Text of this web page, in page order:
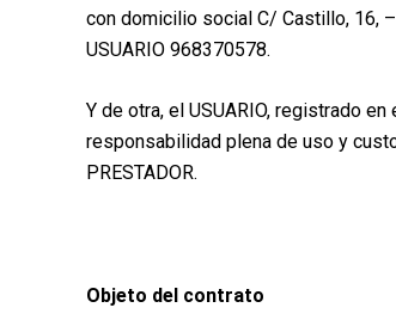
con domicilio social C/ Castillo, 16,
USUARIO 968370578.
Y de otra, el USUARIO, registrado
responsabilidad plena de uso y
PRESTADOR.
Objeto del contrato